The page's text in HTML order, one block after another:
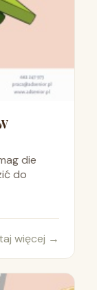
die
do
więcej →